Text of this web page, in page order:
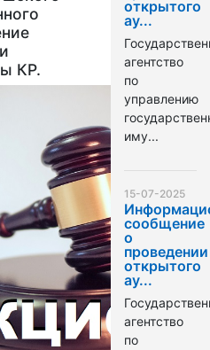
КР.
открытого
ау...
агентство
по
управлению
иму...
15-07-2025
сообщение
о
проведении
открытого
ау...
агентство
по